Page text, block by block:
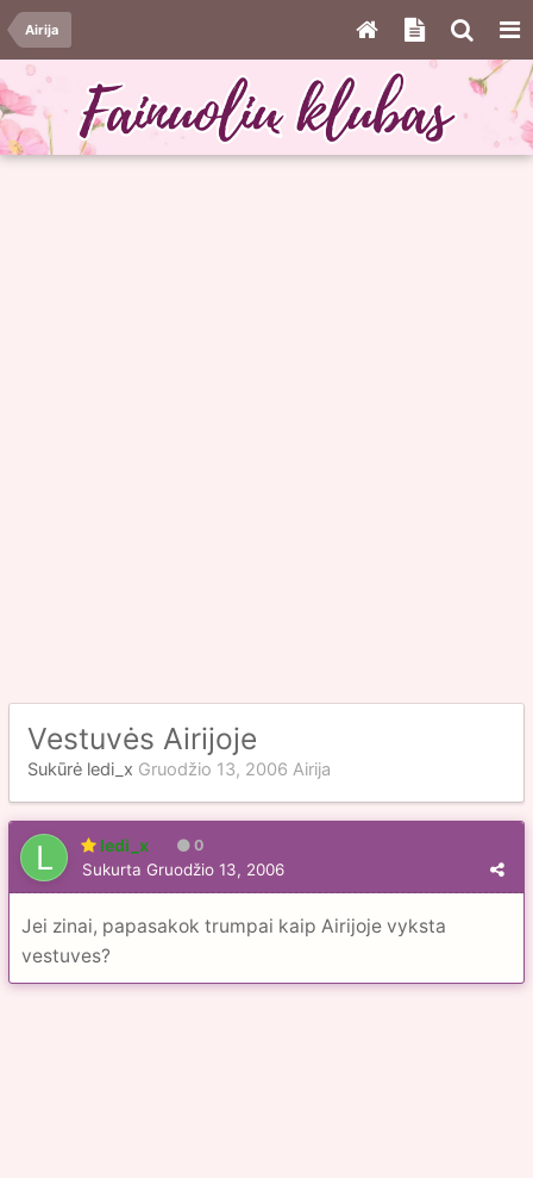
Airija
Vestuvės Airijoje
Sukūrė ledi_x Gruodžio 13, 2006 Airija
ledi_x 0
Sukurta Gruodžio 13, 2006
Jei zinai, papasakok trumpai kaip Airijoje vyksta
vestuves?